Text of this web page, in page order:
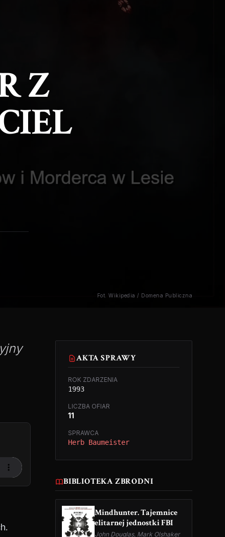
Fot. Wikipedia / Domena Publiczna
Z
AKTA SPRAWY
ROK ZDARZENIA
1993
LICZBA OFIAR
11
SPRAWCA
Herb Baumeister
BIBLIOTEKA ZBRODNI
Mindhunter. Tajemnice
elitarnej jednostki FBI
John Douglas, Mark Olshaker